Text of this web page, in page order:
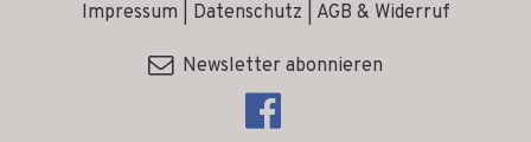
Impressum Datenschutz AGB & Widerruf
Newsletter abonnieren